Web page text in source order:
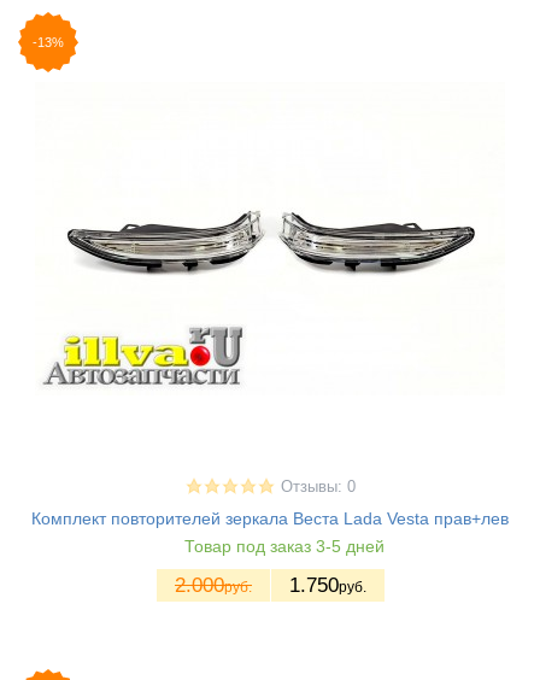
-13%
Отзывы: 0
Комплект повторителей зеркала Веста Lada Vesta прав+лев
Товар под заказ 3-5 дней
2.000руб. 1.750руб.